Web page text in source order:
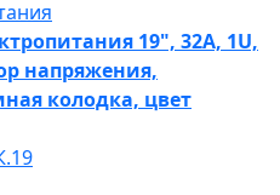
19", 32А, 1U,
напряжения,
колодка, цвет